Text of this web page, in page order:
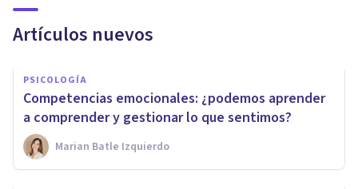
Artículos nuevos
PSICOLOGÍA
Competencias emocionales: ¿podemos aprender
a comprender y gestionar lo que sentimos?
Marian Batle Izquierdo